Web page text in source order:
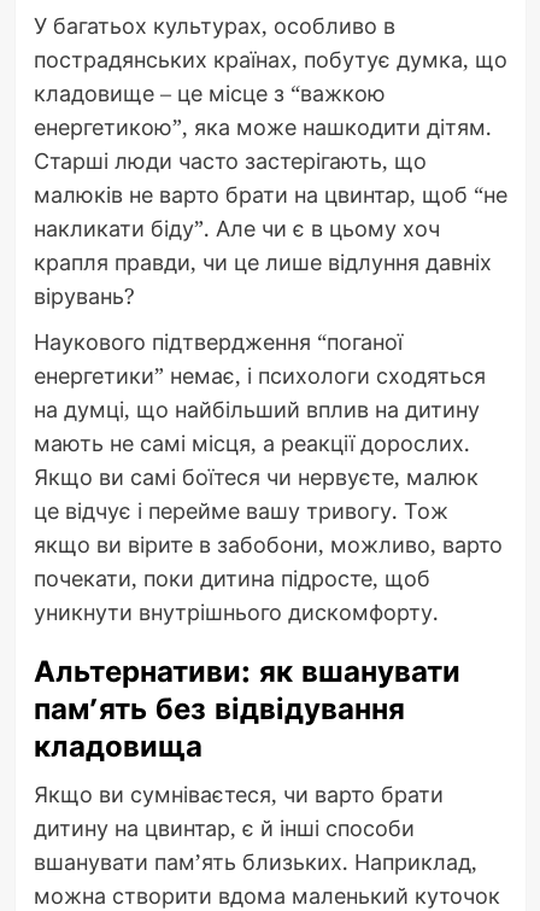
У багатьох культурах, особливо в
пострадянських країнах, побутує думка, що
кладовище – це місце з “важкою
енергетикою”, яка може нашкодити дітям.
Старші люди часто застерігають, що
малюків не варто брати на цвинтар, щоб “не
накликати біду”. Але чи є в цьому хоч
крапля правди, чи це лише відлуння давніх
вірувань?
Наукового підтвердження “поганої
енергетики” немає, і психологи сходяться
на думці, що найбільший вплив на дитину
мають не самі місця, а реакції дорослих.
Якщо ви самі боїтеся чи нервуєте, малюк
це відчує і перейме вашу тривогу. Тож
якщо ви вірите в забобони, можливо, варто
почекати, поки дитина підросте, щоб
уникнути внутрішнього дискомфорту.
Альтернативи: як вшанувати
пам’ять без відвідування
кладовища
Якщо ви сумніваєтеся, чи варто брати
дитину на цвинтар, є й інші способи
вшанувати пам’ять близьких. Наприклад,
можна створити вдома маленький куточок